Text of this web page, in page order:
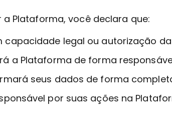
a Plataforma, você declara que:
capacidade legal ou autorização
a Plataforma de forma
seus dados de forma
por suas ações na